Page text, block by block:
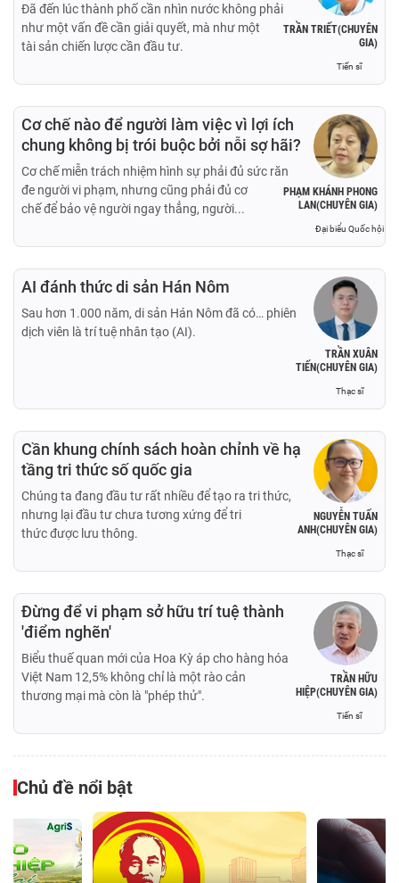
TRẦN TRIẾT(CHUYÊN
GIA)
Tiến sĩ
Đã đến lúc thành phố cần nhìn nước không phải
như một vấn đề cần giải quyết, mà như một
tài sản chiến lược cần đầu tư.
PHẠM KHÁNH PHONG
LAN(CHUYÊN GIA)
Đại biểu Quốc hội
Cơ chế nào để người làm việc vì lợi ích
chung không bị trói buộc bởi nỗi sợ hãi?
Cơ chế miễn trách nhiệm hình sự phải đủ sức răn
đe người vi phạm, nhưng cũng phải đủ cơ
chế để bảo vệ người ngay thẳng, người...
TRẦN XUÂN
TIẾN(CHUYÊN GIA)
Thạc sĩ
AI đánh thức di sản Hán Nôm
Sau hơn 1.000 năm, di sản Hán Nôm đã có… phiên
dịch viên là trí tuệ nhân tạo (AI).
NGUYỄN TUẤN
ANH(CHUYÊN GIA)
Thạc sĩ
Cần khung chính sách hoàn chỉnh về hạ
tầng tri thức số quốc gia
Chúng ta đang đầu tư rất nhiều để tạo ra tri thức,
nhưng lại đầu tư chưa tương xứng để tri
thức được lưu thông.
TRẦN HỮU
HIỆP(CHUYÊN GIA)
Tiến sĩ
Đừng để vi phạm sở hữu trí tuệ thành
'điểm nghẽn'
Biểu thuế quan mới của Hoa Kỳ áp cho hàng hóa
Việt Nam 12,5% không chỉ là một rào cản
thương mại mà còn là "phép thử".
Chủ đề nổi bật